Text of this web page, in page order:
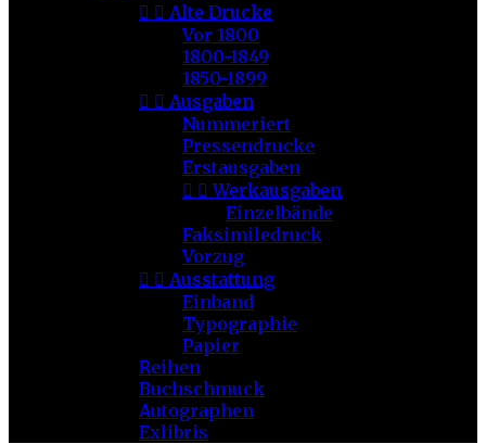
  Alte Drucke
Vor 1800
1800-1849
1850-1899
  Ausgaben
Nummeriert
Pressendrucke
Erstausgaben
  Werkausgaben
Einzelbände
Faksimiledruck
Vorzug
  Ausstattung
Einband
Typographie
Papier
Reihen
Buchschmuck
Autographen
Exlibris